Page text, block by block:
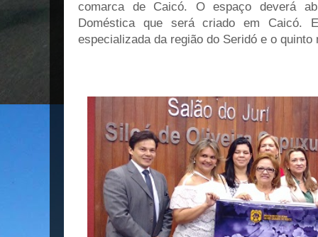
comarca de Caicó. O espaço deverá
Doméstica que será criado em Caicó.
especializada da região do Seridó e o quinto